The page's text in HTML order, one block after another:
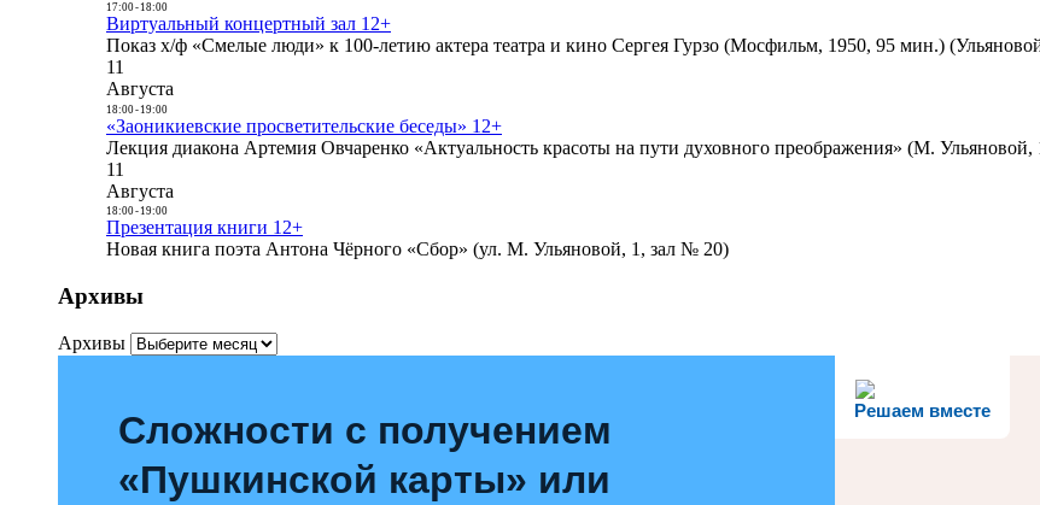
17:00- 18:00
Виртуальный концертный зал 12+
Показ х/ф «Смелые люди» к 100-летию актера театра и кино Сергея Гурзо (Мосфильм, 1950, 95 мин.)
11
Августа
18:00- 19:00
«Заоникиевские просветительские беседы» 12+
Лекция диакона Артемия Овчаренко «Актуальность красоты на пути духовного преображения» (М. Ульяновой,
11
Августа
18:00- 19:00
Презентация книги 12+
Новая книга поэта Антона Чёрного «Сбор» (ул. М. Ульяновой, 1, зал № 20)
Архивы
Архивы
Решаем вместе
Сложности с получением
«Пушкинской карты» или